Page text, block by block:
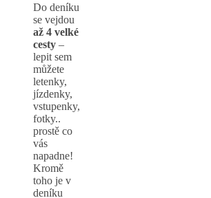
Do deníku
se vejdou
až 4 velké
cesty –
lepit sem
můžete
letenky,
jízdenky,
vstupenky,
fotky..
prostě co
vás
napadne!
Kromě
toho je v
deníku